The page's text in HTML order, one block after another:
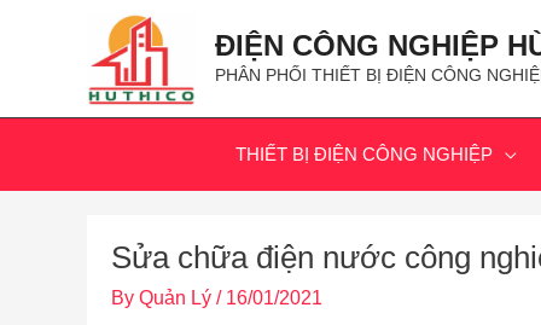
ĐIỆN CÔNG NGHIỆP
PHÂN PHỐI THIẾT BỊ ĐIỆN CÔNG
THIẾT BỊ ĐIỆN CÔNG NGHIỆP
Sửa chữa điện nước công
By Quản Lý / 16/01/2021